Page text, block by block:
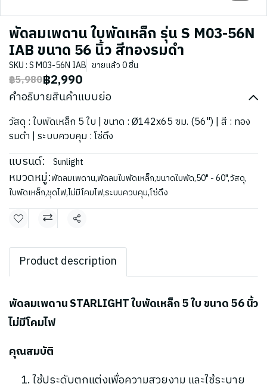
พัดลมเพดาน ใบพัดเหล็ก รุ่น S M03-56N
IAB ขนาด 56 นิ้ว สีทองรมดำ
SKU : S M03-56N IAB ขายแล้ว 0 ชิ้น
฿5,980฿2,990
คำอธิบายสินค้าแบบย่อ
วัสดุ : ใบพัดเหล็ก 5 ใบ | ขนาด : Ø142x65 ซม. (56") | สี : ทอง
รมดำ | ระบบควบคุม : โซ่ดึง
แบรนด์: Sunlight
หมวดหมู่:พัดลมเพดาน,พัดลมใบพัดเหล็ก,ขนาดใบพัด,50" - 60",วัสดุ,
ใบพัดเหล็ก,ชุดไฟ,ไม่มีโคมไฟ,ระบบควบคุม,โซ่ดึง
แชร์
Product description
พัดลมเพดาน STARLIGHT ใบพัดเหล็ก 5 ใบ ขนาด 56 นิ้ว
ไม่มีโคมไฟ
คุณสมบัติ
ใช้ประดับตกแต่งเพื่อความสวยงาม และใช้ระบาย